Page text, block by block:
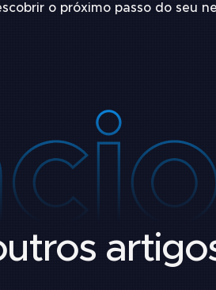
o próximo passo do seu